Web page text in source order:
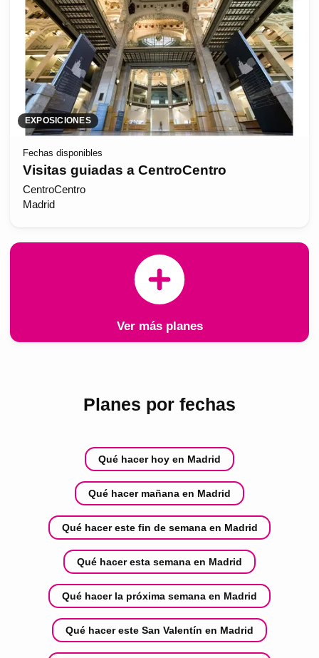
EXPOSICIONES
Fechas disponibles
Visitas guiadas a CentroCentro
CentroCentro
Madrid
Ver más planes
Planes por fechas
Qué hacer hoy en Madrid
Qué hacer mañana en Madrid
Qué hacer este fin de semana en Madrid
Qué hacer esta semana en Madrid
Qué hacer la próxima semana en Madrid
Qué hacer este San Valentín en Madrid